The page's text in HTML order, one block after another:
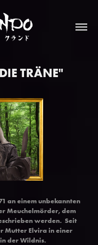
TRÄNE"
an einem unbekannten
Meuchelmörder, dem
werden. Seit
Mutter Elvira in einer
der Wildnis.